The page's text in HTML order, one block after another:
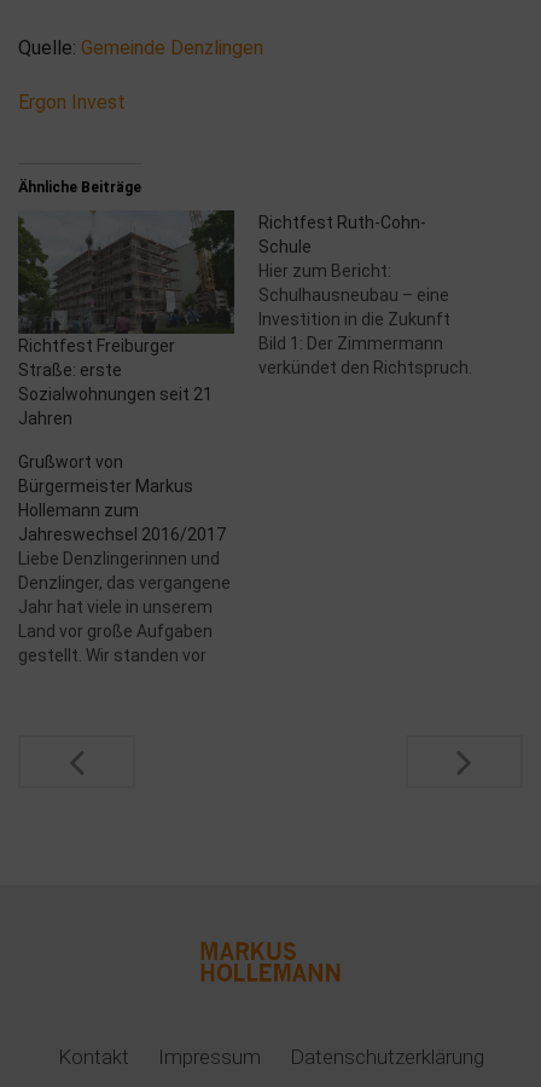
Quelle: Gemeinde Denzlingen
Ergon Invest
Ähnliche Beiträge
Richtfest Freiburger
Straße: erste
Sozialwohnungen seit 21
Jahren
Richtfest Ruth-Cohn-
Schule
Hier zum Bericht:
Schulhausneubau – eine
Investition in die Zukunft
Bild 1: Der Zimmermann
verkündet den Richtspruch.
Grußwort von
Bürgermeister Markus
Hollemann zum
Jahreswechsel 2016/2017
Liebe Denzlingerinnen und
Denzlinger, das vergangene
Jahr hat viele in unserem
Land vor große Aufgaben
gestellt. Wir standen vor
voller Herausforderungen -
auch für Denzlingen.
Post
Kontakt Impressum Datenschutzerklärung